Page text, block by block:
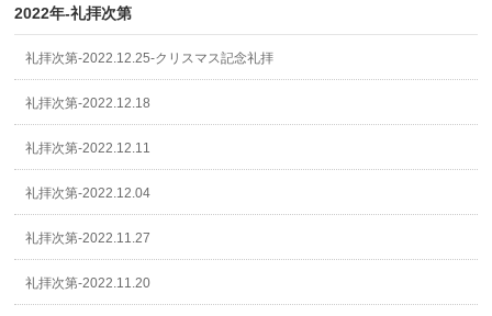
2022年-礼拝次第
礼拝次第-2022.12.25-クリスマス記念礼拝
礼拝次第-2022.12.18
礼拝次第-2022.12.11
礼拝次第-2022.12.04
礼拝次第-2022.11.27
礼拝次第-2022.11.20